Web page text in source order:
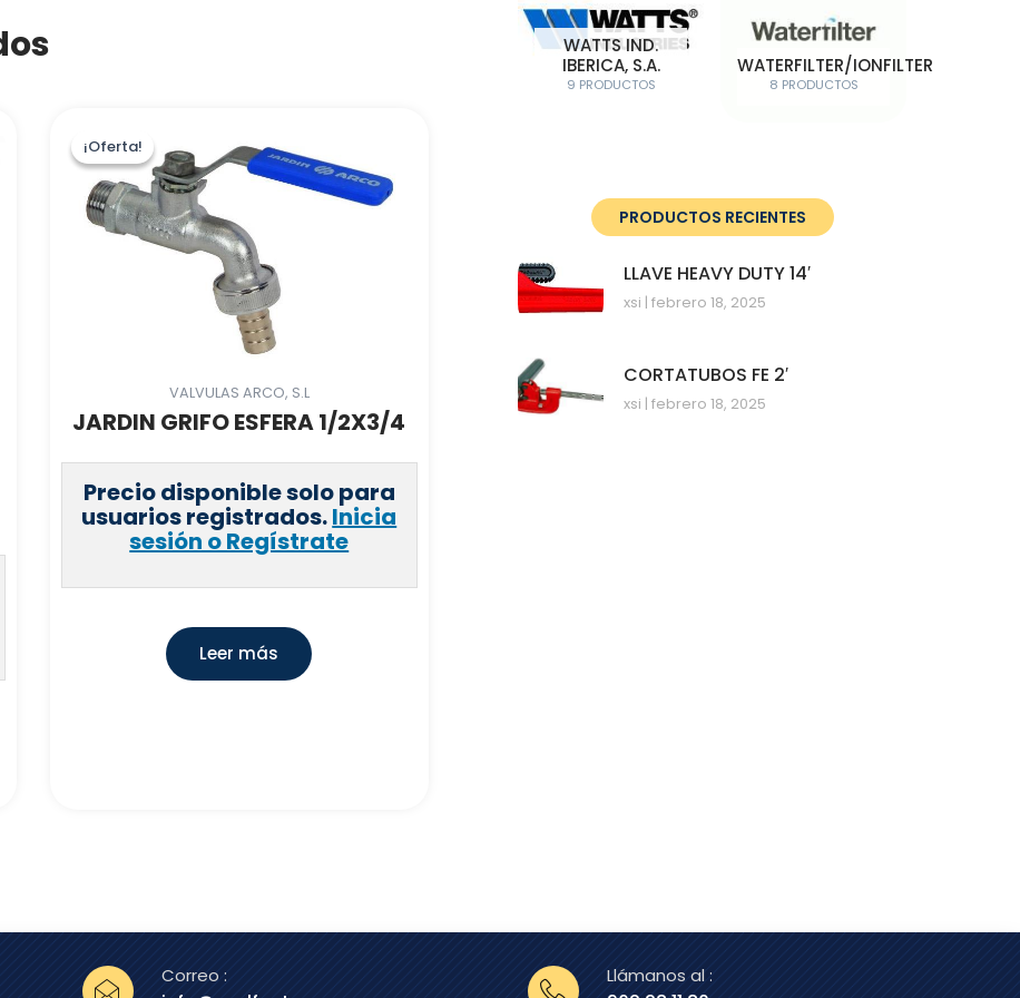
¡Oferta!
¡Oferta!
VALVULAS ARCO, S.L
JARDIN GRIFO ESFERA 1/2X3/4
Precio disponible solo para
usuarios registrados.Inicia
sesión o Regístrate
Leer más
WATTS IND.
IBERICA, S.A.
9 PRODUCTOS
WATERFILTER/IONFILTER
8 PRODUCTOS
PRODUCTOS RECIENTES
LLAVE HEAVY DUTY 14′
xsi febrero 18, 2025
CORTATUBOS FE 2′
xsi febrero 18, 2025
Correo : Llámanos al :